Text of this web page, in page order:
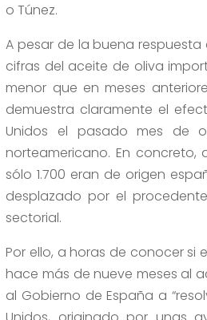
o Túnez.
A pesar de la buena
cifras del aceite de oliva
menor que en meses
demuestra claramente el
Unidos el pasado mes de
norteamericano. En concreto,
sólo 1.700 eran de origen
desplazado por el
sectorial.
Por ello, a horas de conocer si
hace más de nueve meses al
al Gobierno de España a